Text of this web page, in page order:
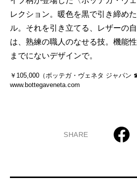
レクション。暖色を黒で引き締め
ル。それを引き立てる、レザーの
は、熟練の職人のなせる技。機能
までにないデザインで。
￥105,000（ボッテガ・ヴェネタ ジャパン
www.bottegaveneta.com
SHARE